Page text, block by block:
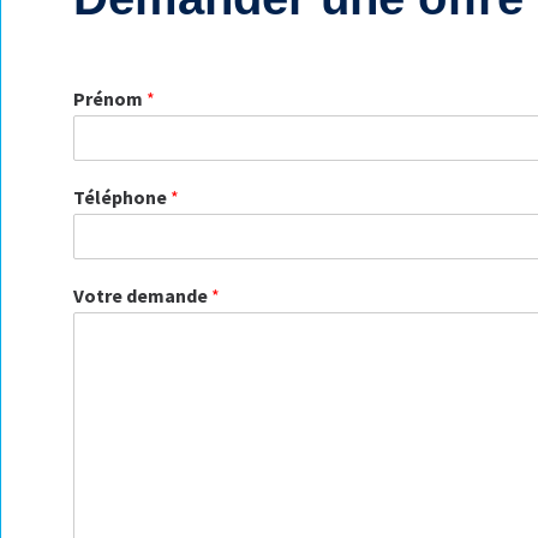
Prénom *
Téléphone *
Votre demande *